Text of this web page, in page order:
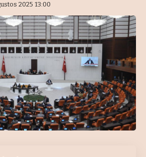
2025 13:00